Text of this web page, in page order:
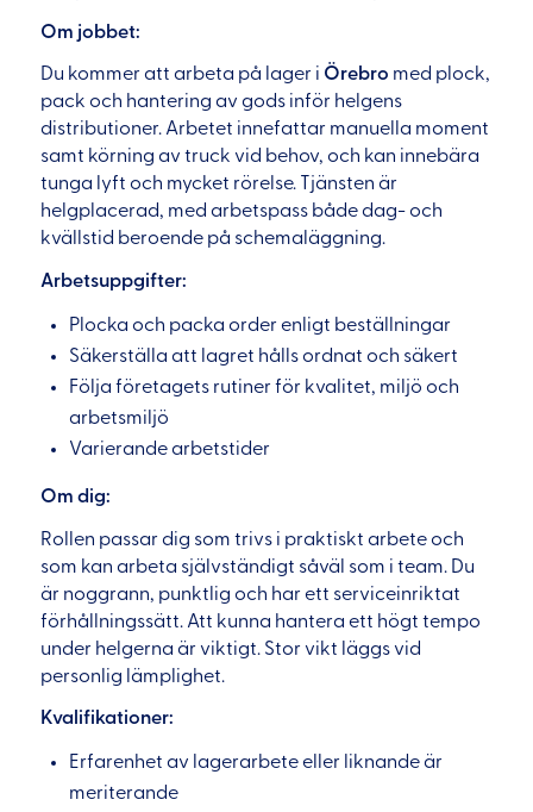
Om jobbet:
Du kommer att arbeta på lager i Örebro med plock,
pack och hantering av gods inför helgens
distributioner. Arbetet innefattar manuella moment
samt körning av truck vid behov, och kan innebära
tunga lyft och mycket rörelse. Tjänsten är
helgplacerad, med arbetspass både dag- och
kvällstid beroende på schemaläggning.
Arbetsuppgifter:
Plocka och packa order enligt beställningar
Säkerställa att lagret hålls ordnat och säkert
Följa företagets rutiner för kvalitet, miljö och
arbetsmiljö
Varierande arbetstider
Om dig:
Rollen passar dig som trivs i praktiskt arbete och
som kan arbeta självständigt såväl som i team. Du
är noggrann, punktlig och har ett serviceinriktat
förhållningssätt. Att kunna hantera ett högt tempo
under helgerna är viktigt. Stor vikt läggs vid
personlig lämplighet.
Kvalifikationer:
Erfarenhet av lagerarbete eller liknande är
meriterande